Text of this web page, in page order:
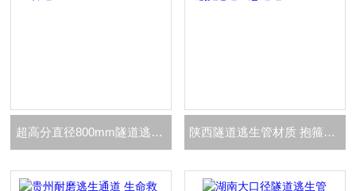
超高分直径800mm隧道逃生管道 陕西隧道逃生管材质 抱箍链接隧道应急通道